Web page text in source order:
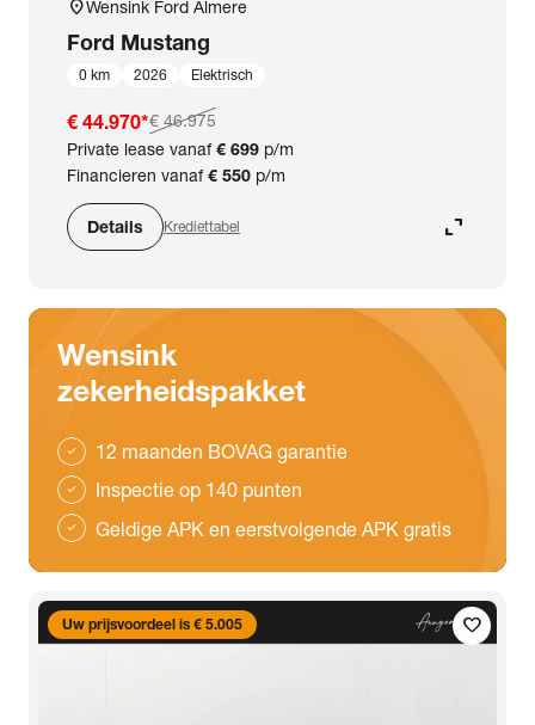
location_onWensink Ford Almere
Ford Mustang
0 km 2026 Elektrisch
€ 44.970*€ 46.975
Private lease vanaf€ 699 p/m
Financieren vanaf€ 550 p/m
Details Krediettabel expand_content
Wensink
zekerheidspakket
check 12 maanden BOVAG garantie
check Inspectie op 140 punten
check Geldige APK en eerstvolgende APK gratis
favorite
Uw prijsvoordeel is € 5.005